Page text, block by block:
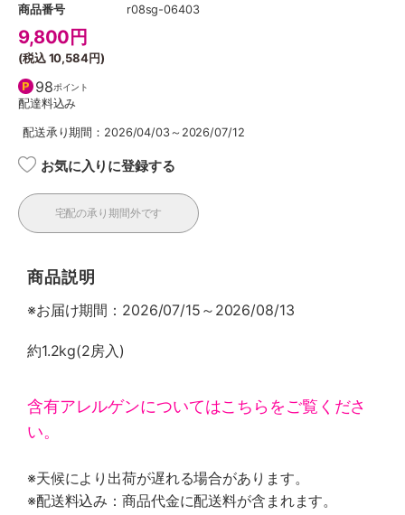
商品番号
r08sg-06403
9,800 円
(税込10,584円)
98ポイント
配達料込み
配送承り期間：2026/04/03～2026/07/12
お気に入りに登録する
宅配の承り期間外です
商品説明
※お届け期間：2026/07/15～2026/08/13
約1.2kg(2房入)
含有アレルゲンについてはこちらをご覧くださ
い。
※天候により出荷が遅れる場合があります。
※配送料込み：商品代金に配送料が含まれます。